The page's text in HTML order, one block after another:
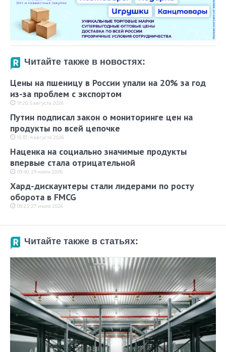
Читайте также в новостях:
Цены на пшеницу в России упали на 20% за год
из-за проблем с экспортом
19:20, 5 августа 2026
Путин подписал закон о мониторинге цен на
продукты по всей цепочке
15:37, 4 августа 2026
Наценка на социально значимые продукты
впервые стала отрицательной
09:40, 29 июля 2026
Хард-дискаунтеры стали лидерами по росту
оборота в FMCG
09:23, 27 июля 2026
Читайте также в статьях: